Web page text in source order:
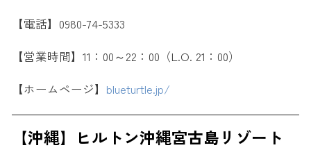
【電話】0980-74-5333
【営業時間】11：00～22：00（L.O. 21：00）
【ホームページ】 blueturtle.jp/
【沖縄】ヒルトン沖縄宮古島リゾート